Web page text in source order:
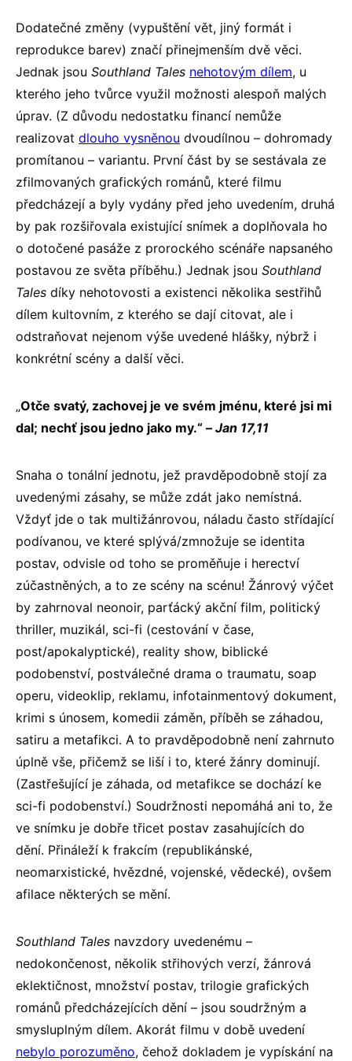
Dodatečné změny (vypuštění vět, jiný formát i
reprodukce barev) značí přinejmenším dvě věci.
Jednak jsou Southland Tales nehotovým dílem, u
kterého jeho tvůrce využil možnosti alespoň malých
úprav. (Z důvodu nedostatku financí nemůže
realizovat dlouho vysněnou dvoudílnou – dohromady
promítanou – variantu. První část by se sestávala ze
zfilmovaných grafických románů, které filmu
předcházejí a byly vydány před jeho uvedením, druhá
by pak rozšiřovala existující snímek a doplňovala ho
o dotočené pasáže z prorockého scénáře napsaného
postavou ze světa příběhu.) Jednak jsou Southland
Tales díky nehotovosti a existenci několika sestřihů
dílem kultovním, z kterého se dají citovat, ale i
odstraňovat nejenom výše uvedené hlášky, nýbrž i
konkrétní scény a další věci.
„Otče svatý, zachovej je ve svém jménu, které jsi mi
dal; nechť jsou jedno jako my.“ – Jan 17,11
Snaha o tonální jednotu, jež pravděpodobně stojí za
uvedenými zásahy, se může zdát jako nemístná.
Vždyť jde o tak multižánrovou, náladu často střídající
podívanou, ve které splývá/zmnožuje se identita
postav, odvisle od toho se proměňuje i herectví
zúčastněných, a to ze scény na scénu! Žánrový výčet
by zahrnoval neonoir, parťácký akční film, politický
thriller, muzikál, sci-fi (cestování v čase,
post/apokalyptické), reality show, biblické
podobenství, postválečné drama o traumatu, soap
operu, videoklip, reklamu, infotainmentový dokument,
krimi s únosem, komedii záměn, příběh se záhadou,
satiru a metafikci. A to pravděpodobně není zahrnuto
úplně vše, přičemž se liší i to, které žánry dominují.
(Zastřešující je záhada, od metafikce se dochází ke
sci-fi podobenství.) Soudržnosti nepomáhá ani to, že
ve snímku je dobře třicet postav zasahujících do
dění. Přináleží k frakcím (republikánské,
neomarxistické, hvězdné, vojenské, vědecké), ovšem
afilace některých se mění.
Southland Tales navzdory uvedenému –
nedokončenost, několik střihových verzí, žánrová
eklektičnost, množství postav, trilogie grafických
románů předcházejících dění – jsou soudržným a
smysluplným dílem. Akorát filmu v době uvedení
nebylo porozuměno, čehož dokladem je vypískání na